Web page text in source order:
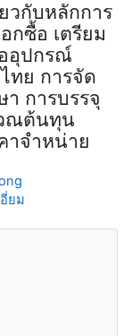
วกับหลักการ
กซื้อ เตรียม
อุปกรณ์
ทย การจัด
า การบรรจุ
ณต้นทุน
าจำหน่าย
ยม